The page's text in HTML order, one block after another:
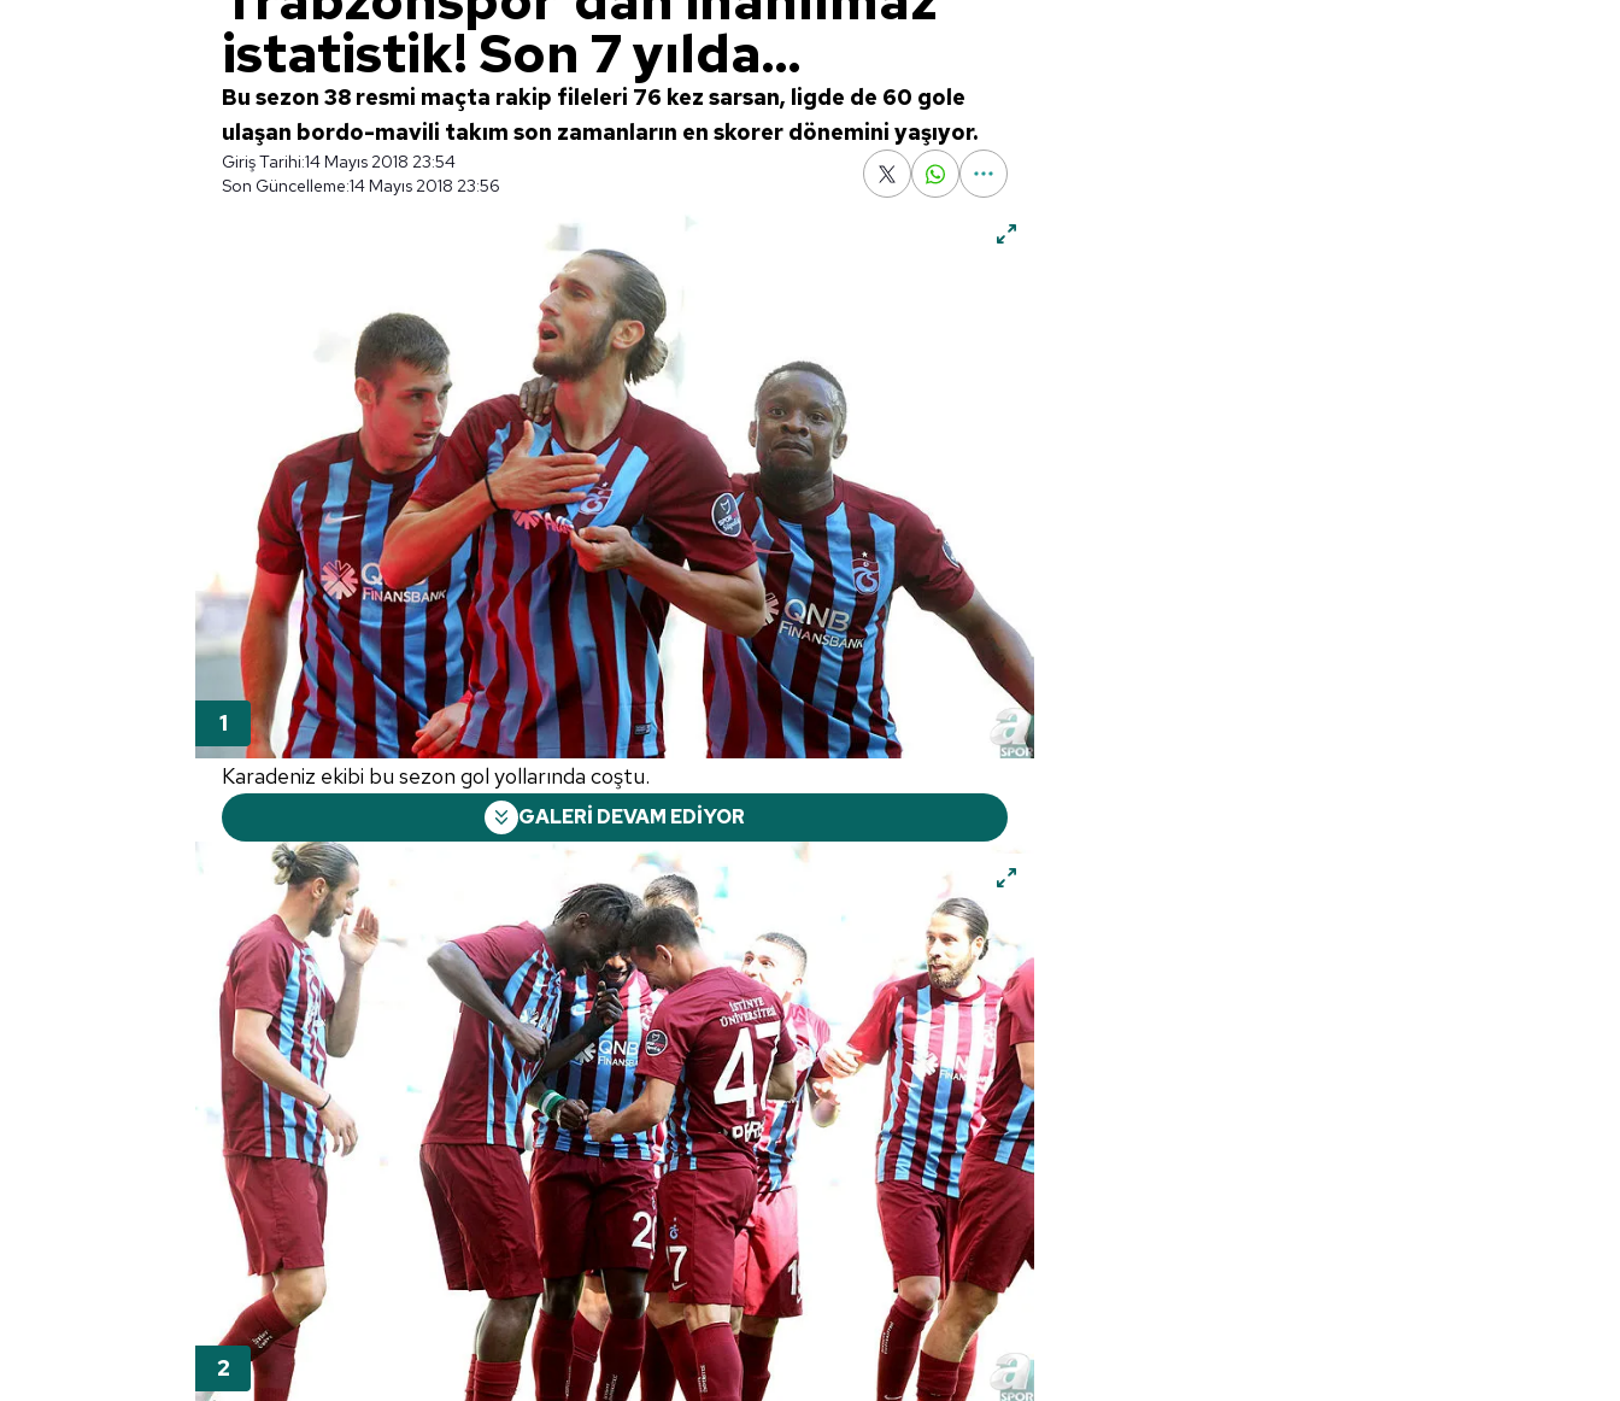
istatistik! Son 7 yılda...
Bu sezon 38 resmi maçta rakip fileleri 76 kez sarsan, ligde de 60 gole
ulaşan bordo-mavili takım son zamanların en skorer dönemini yaşıyor.
Giriş Tarihi:14 Mayıs 2018 23:54
Son Güncelleme:14 Mayıs 2018 23:56
Karadeniz ekibi bu sezon gol yollarında coştu.
GALERİ DEVAM EDİYOR